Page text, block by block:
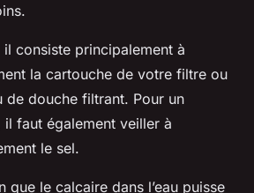
il consiste principalement à
la cartouche de votre filtre ou
de douche filtrant. Pour un
il faut également veiller à
le sel.
que le calcaire dans l’eau puisse